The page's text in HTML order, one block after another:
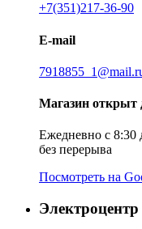
+7(351)217-36-90
E-mail
Магазин открыт
Ежедневно с 8:30
без перерыва
Посмотреть на